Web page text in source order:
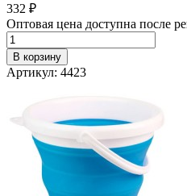
332 ₽
Оптовая цена доступна после
В корзину
Артикул: 4423